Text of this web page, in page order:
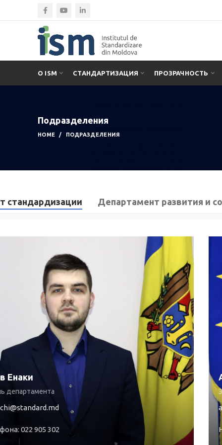
О ISM СТАНДАРТИЗАЦИЯ ПРОЗРАЧНОСТЬ
Подразделения
HOME ПОДРАЗДЕЛЕНИЯ
стандардизации Департамент развития и
Енаки
департамента
022 905 302